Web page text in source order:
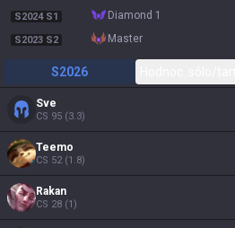
S2024 S1 diamond 1
S2023 S2 master
S2026
Sve
CS 95 (3.3)
Teemo
CS 52(1.8)
Rakan
CS 28 (1)